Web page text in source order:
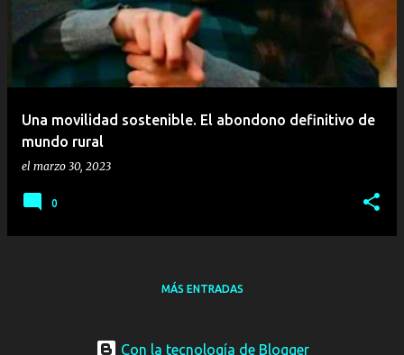
r
a
d
Una movilidad sostenible. El abondono definitivo de
mundo rural
el marzo 30, 2023
0
MÁS ENTRADAS
Con la tecnología de Blogger